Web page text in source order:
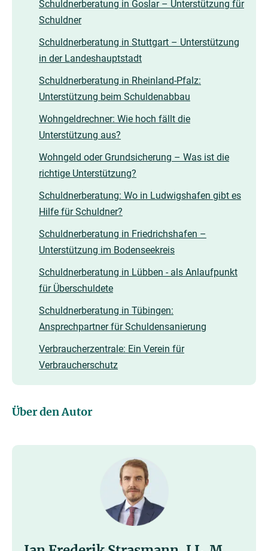
Schuldnerberatung in Goslar – Unterstützung für
Schuldner
Schuldnerberatung in Stuttgart – Unterstützung
in der Landeshauptstadt
Schuldnerberatung in Rheinland-Pfalz:
Unterstützung beim Schuldenabbau
Wohngeldrechner: Wie hoch fällt die
Unterstützung aus?
Wohngeld oder Grundsicherung – Was ist die
richtige Unterstützung?
Schuldnerberatung: Wo in Ludwigshafen gibt es
Hilfe für Schuldner?
Schuldnerberatung in Friedrichshafen –
Unterstützung im Bodenseekreis
Schuldnerberatung in Lübben - als Anlaufpunkt
für Überschuldete
Schuldnerberatung in Tübingen:
Ansprechpartner für Schuldensanierung
Verbraucherzentrale: Ein Verein für
Verbraucherschutz
Über den Autor